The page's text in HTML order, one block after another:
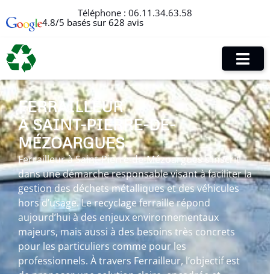
Téléphone : 06.11.34.63.58
4.8/5 basés sur 628 avis
FERRAILLEUR
À SAINT-PIERRE-DE-
MÉZOARGUES
Ferrailleur à Saint-Pierre-de-Mézoargues s’inscrit
dans une démarche responsable visant à faciliter la
gestion des déchets métalliques et des véhicules
hors d’usage. Le recyclage ferraille répond
aujourd’hui à des enjeux environnementaux
majeurs, mais aussi à des besoins très concrets
pour les particuliers comme pour les
professionnels. À travers Ferrailleur, l’objectif est